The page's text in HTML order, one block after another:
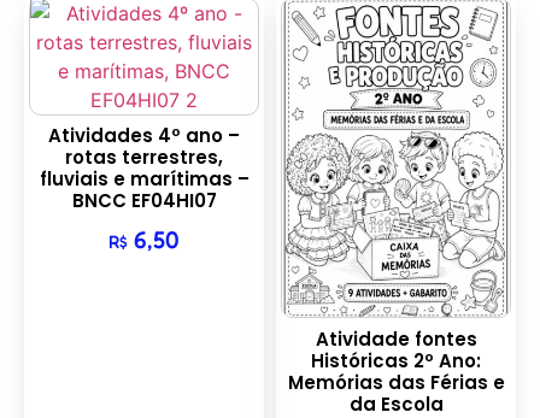
Atividades 4º ano –
rotas terrestres,
fluviais e marítimas –
BNCC EF04HI07
R$ 6,50
Atividade fontes
Históricas 2º Ano:
Memórias das Férias e
da Escola